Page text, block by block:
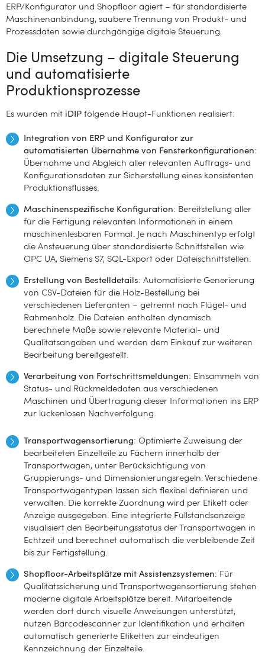
ERP/Konfigurator und Shopfloor agiert – für standardisierte
Maschinenanbindung, saubere Trennung von Produkt- und
Prozessdaten sowie durchgängige digitale Steuerung.
Die Umsetzung – digitale Steuerung
und automatisierte
Produktionsprozesse
Es wurden mit iDIP folgende Haupt-Funktionen realisiert:
Integration von ERP und Konfigurator zur
automatisierten Übernahme von Fensterkonfigurationen:
Übernahme und Abgleich aller relevanten Auftrags- und
Konfigurationsdaten zur Sicherstellung eines konsistenten
Produktionsflusses.
Maschinenspezifische Konfiguration: Bereitstellung aller
für die Fertigung relevanten Informationen in einem
maschinenlesbaren Format. Je nach Maschinentyp erfolgt
die Ansteuerung über standardisierte Schnittstellen wie
OPC UA, Siemens S7, SQL-Export oder Dateischnittstellen.
Erstellung von Bestelldetails: Automatisierte Generierung
von CSV-Dateien für die Holz-Bestellung bei
verschiedenen Lieferanten – getrennt nach Flügel- und
Rahmenholz. Die Dateien enthalten dynamisch
berechnete Maße sowie relevante Material- und
Qualitätsangaben und werden dem Einkauf zur weiteren
Bearbeitung bereitgestellt.
Verarbeitung von Fortschrittsmeldungen: Einsammeln von
Status- und Rückmeldedaten aus verschiedenen
Maschinen und Übertragung dieser Informationen ins ERP
zur lückenlosen Nachverfolgung.
Transportwagensortierung: Optimierte Zuweisung der
bearbeiteten Einzelteile zu Fächern innerhalb der
Transportwagen, unter Berücksichtigung von
Gruppierungs- und Dimensionierungsregeln. Verschiedene
Transportwagentypen lassen sich flexibel definieren und
verwalten. Die korrekte Zuordnung wird per Etikett oder
Anzeige ausgegeben. Eine integrierte Füllstandsanzeige
visualisiert den Bearbeitungsstatus der Transportwagen in
Echtzeit und berechnet automatisch die verbleibende Zeit
bis zur Fertigstellung.
Shopfloor-Arbeitsplätze mit Assistenzsystemen: Für
Qualitätssicherung und Transportwagensortierung stehen
moderne digitale Arbeitsplätze bereit. Mitarbeitende
werden dort durch visuelle Anweisungen unterstützt,
nutzen Barcodescanner zur Identifikation und erhalten
automatisch generierte Etiketten zur eindeutigen
Kennzeichnung der Einzelteile.